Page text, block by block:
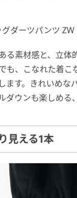
グダーツパンツ
る素材感と、立
も、こなれた着
ます。きれいめ
ダウンも楽しめる
見える1本